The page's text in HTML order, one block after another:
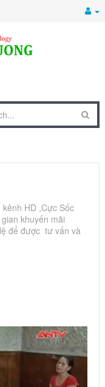
HD ,Cực Sốc
khuyến mãi
để được tư vấn và